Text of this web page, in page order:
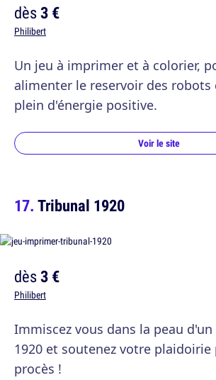
dès3 €
Philibert
Un jeu à imprimer et à colorier,
alimenter le reservoir des robots
plein d'énergie positive.
Voir le site
Tribunal 1920
dès3 €
Philibert
Immiscez vous dans la peau d'un
1920 et soutenez votre
procès !